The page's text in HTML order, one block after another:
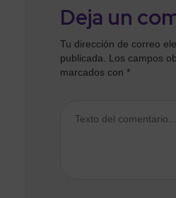
Deja un
Tu dirección de correo
publicada.
Los campos
marcados con *